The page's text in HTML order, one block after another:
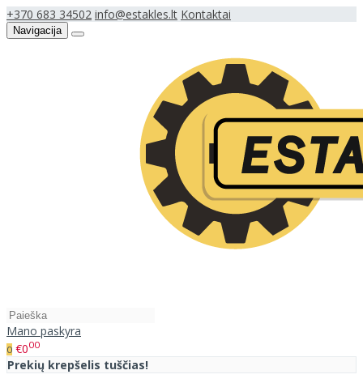
+370 683 34502 info@estakles.lt Kontaktai
Navigacija
Mano paskyra
0 €000
Prekių krepšelis tuščias!